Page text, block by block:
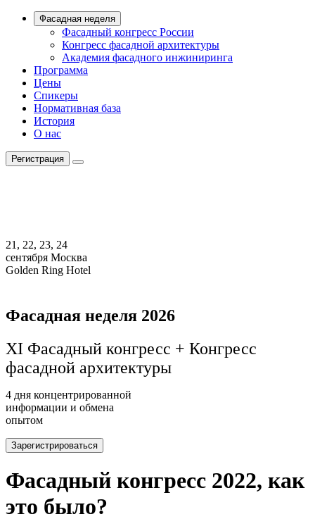
Фасадная неделя
Фасадный конгресс России
Конгресс фасадной архитектуры
Академия фасадного инжиниринга
Программа
Цены
Спикеры
Нормативная база
История
О нас
Регистрация
21, 22, 23, 24
сентября Москва
Golden Ring Hotel
Фасадная неделя 2026
XI Фасадный конгресс + Конгресс
фасадной архитектуры
4 дня концентрированной
информации и обмена
опытом
Зарегистрироваться
Фасадный конгресс 2022, как
это было?